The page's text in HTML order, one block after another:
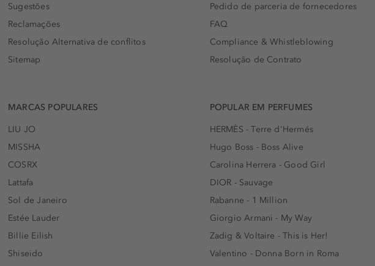
Sugestões
Reclamações
Resolução Alternativa de conflitos
Sitemap
Pedido de parceria de fornecedores
FAQ
Compliance & Whistleblowing
Resolução de Contrato
MARCAS POPULARES
LIU JO
MISSHA
COSRX
Lattafa
Sol de Janeiro
Estée Lauder
Billie Eilish
Shiseido
POPULAR EM PERFUMES
HERMÈS - Terre d'Hermés
Hugo Boss - Boss Alive
Carolina Herrera - Good Girl
DIOR - Sauvage
Rabanne - 1 Million
Giorgio Armani - My Way
Zadig & Voltaire - This is Her!
Valentino - Donna Born in Roma